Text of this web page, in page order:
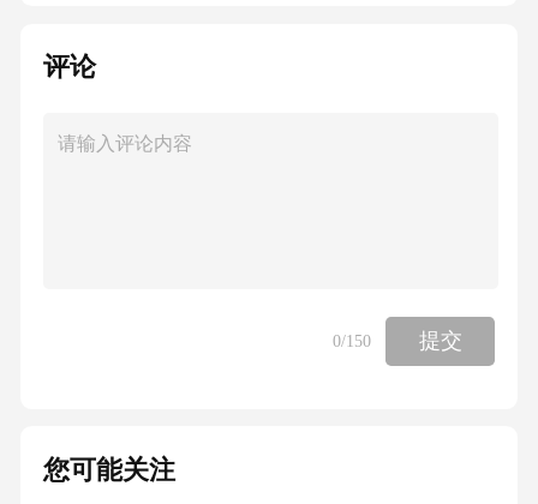
运行维护记录等相关资料。4.1.2义务向乙方提
不限于生产工艺流程图、设备清单、历史环保
及时支付服务费用。遵守国家及地方环保法
规，配合乙方做好环保工作，不得擅自更改生
约定获取服务费用。有权要求甲方提供开展服
评论
0/150 提交
您可能关注